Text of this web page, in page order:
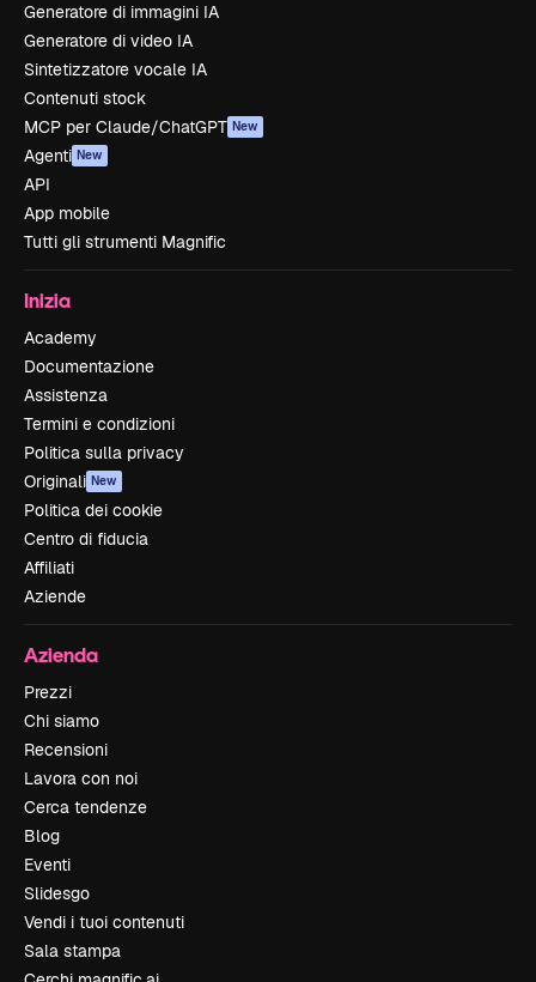
Generatore di immagini IA
Generatore di video IA
Sintetizzatore vocale IA
Contenuti stock
MCP per Claude/ChatGPT New
Agenti New
API
App mobile
Tutti gli strumenti Magnific
Inizia
Academy
Documentazione
Assistenza
Termini e condizioni
Politica sulla privacy
Originali New
Politica dei cookie
Centro di fiducia
Affiliati
Aziende
Azienda
Prezzi
Chi siamo
Recensioni
Lavora con noi
Cerca tendenze
Blog
Eventi
Slidesgo
Vendi i tuoi contenuti
Sala stampa